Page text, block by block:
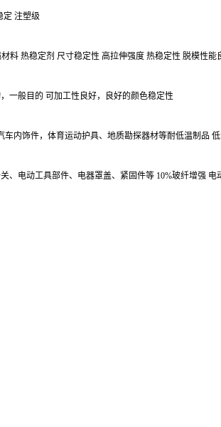
定 注塑级
料 热稳定剂 尺寸稳定性 高拉伸强度 热稳定性 脱模性能
一般目的 可加工性良好，良好的颜色稳定性
车内饰件，体育运动护具、地质勘探器材等耐低温制品
、电动工具部件、电器罩盖、紧固件等 10%玻纤增强